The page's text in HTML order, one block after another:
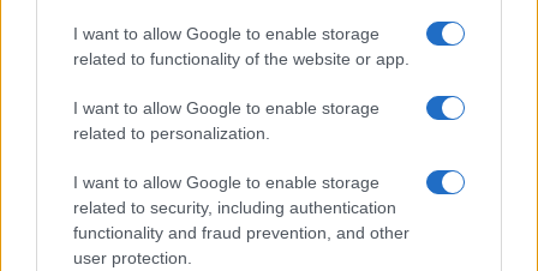
I want to allow Google to enable storage
related to functionality of the website or app.
I want to allow Google to enable storage
related to personalization.
I want to allow Google to enable storage
related to security, including authentication
functionality and fraud prevention, and other
user protection.
moderne naftne bušotine imaju veću ukupnu
dužinu, ali su bušene pod uglom, pa je njihova
Rekord Kole ostao je neoboren još od 1989.
godine.
Čelični poklopac od 12 tona